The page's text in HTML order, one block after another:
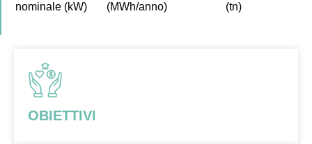
nominale (kW) (MWh/anno) (tn)
OBIETTIVI